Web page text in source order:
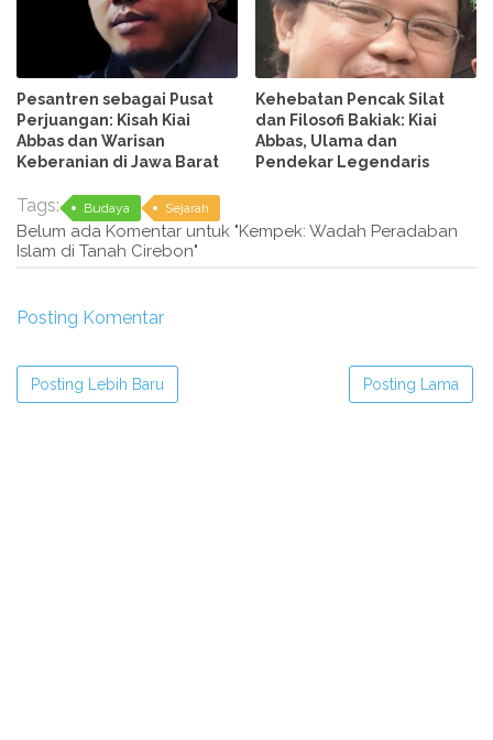
Pesantren sebagai Pusat
Perjuangan: Kisah Kiai
Abbas dan Warisan
Keberanian di Jawa Barat
Kehebatan Pencak Silat
dan Filosofi Bakiak: Kiai
Abbas, Ulama dan
Pendekar Legendaris
Tags: Budaya Sejarah
Belum ada Komentar untuk "Kempek: Wadah Peradaban
Islam di Tanah Cirebon"
Posting Komentar
Posting Lebih Baru Posting Lama